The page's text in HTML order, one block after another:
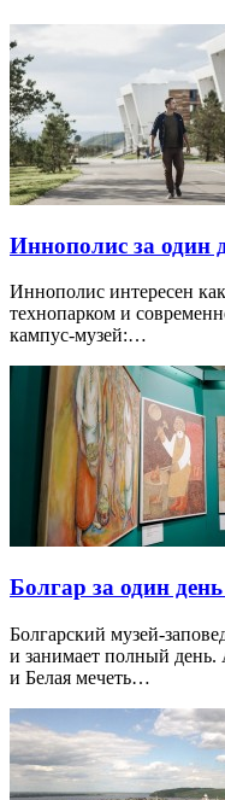
Иннополис за один
Иннополис интересен
технопарком и
кампус-музей:…
Болгар за один
Болгарский музей-
и занимает полный день.
и Белая мечеть…